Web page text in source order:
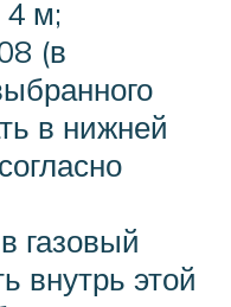
м;
(в
в нижней
газовый
внутрь этой